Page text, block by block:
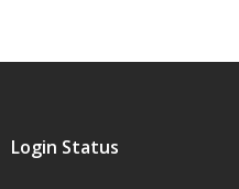
Login Status